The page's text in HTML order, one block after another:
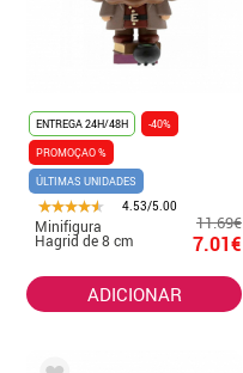
ENTREGA 24H/48H
-40%
PROMOÇAO %
ÚLTIMAS UNIDADES
4.53/5.00
Minifigura
Hagrid de 8 cm
11.69€
7.01€
ADICIONAR